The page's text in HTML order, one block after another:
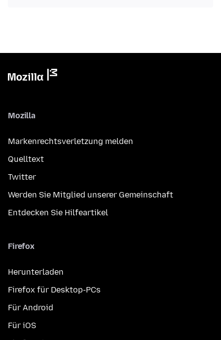
Mozilla
Markenrechtsverletzung melden
Quelltext
Twitter
Werden Sie Mitglied unserer Gemeinschaft
Entdecken Sie Hilfeartikel
Firefox
Herunterladen
Firefox für Desktop-PCs
Für Android
Für iOS